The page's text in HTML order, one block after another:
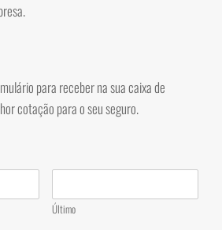
para receber na sua caixa de
cotação para o seu seguro.
Último